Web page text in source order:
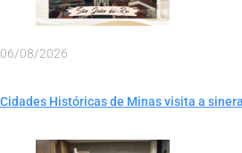
06/08/2026
Cidades Históricas de Minas visita a